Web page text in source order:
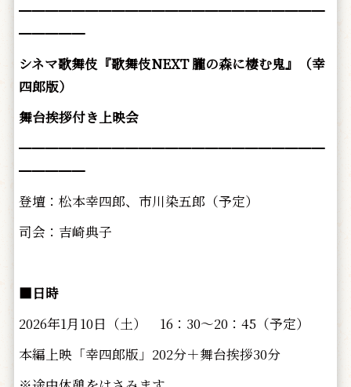
━━━━━━━━━━━━━━━━━━━━━━━
━━━━━
シネマ歌舞伎『歌舞伎NEXT 朧の森に棲む鬼』（幸
四郎版）
舞台挨拶付き上映会
━━━━━━━━━━━━━━━━━━━━━━━
━━━━━
登壇：松本幸四郎、市川染五郎（予定）
司会：吉崎典子
■日時
2026年1月10日（土） 16：30～20：45（予定）
本編上映「幸四郎版」202分＋舞台挨拶30分